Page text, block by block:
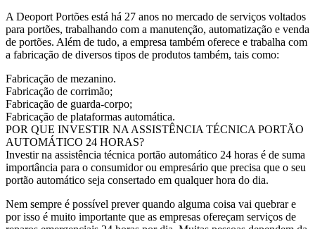
A Deoport Portões está há 27 anos no mercado de serviços voltados
para portões, trabalhando com a manutenção, automatização e venda
de portões. Além de tudo, a empresa também oferece e trabalha com
a fabricação de diversos tipos de produtos também, tais como:
Fabricação de mezanino.
Fabricação de corrimão;
Fabricação de guarda-corpo;
Fabricação de plataformas automática.
POR QUE INVESTIR NA ASSISTÊNCIA TÉCNICA PORTÃO
AUTOMÁTICO 24 HORAS?
Investir na assistência técnica portão automático 24 horas é de suma
importância para o consumidor ou empresário que precisa que o seu
portão automático seja consertado em qualquer hora do dia.
Nem sempre é possível prever quando alguma coisa vai quebrar e
por isso é muito importante que as empresas ofereçam serviços de